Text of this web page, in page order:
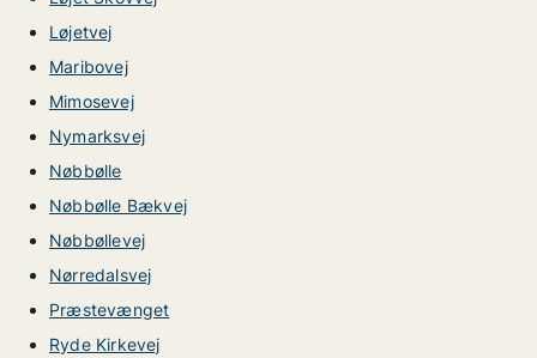
Løjetvej
Maribovej
Mimosevej
Nymarksvej
Nøbbølle
Nøbbølle Bækvej
Nøbbøllevej
Nørredalsvej
Præstevænget
Ryde Kirkevej